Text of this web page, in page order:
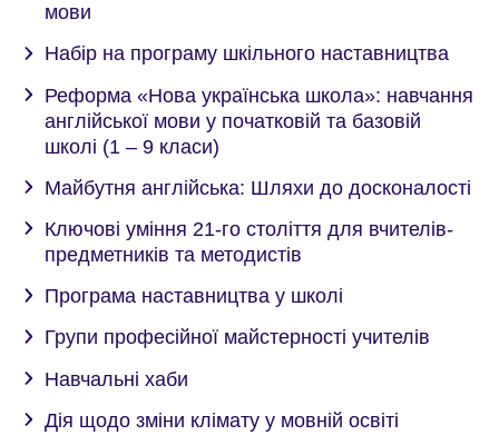
мови
Набір на програму шкільного наставництва
Реформа «Нова українська школа»: навчання
англійської мови у початковій та базовій
школі (1 – 9 класи)
Майбутня англійська: Шляхи до досконалості
Ключові уміння 21-го століття для вчителів-
предметників та методистів
Програма наставництва у школі
Групи професійної майстерності учителів
Навчальні хаби
Дія щодо зміни клімату у мовній освіті